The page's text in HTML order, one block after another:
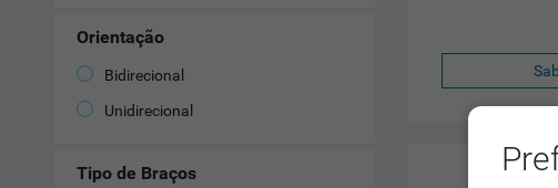
Orientação
Bidirecional
Unidirecional
Tipo de Braços